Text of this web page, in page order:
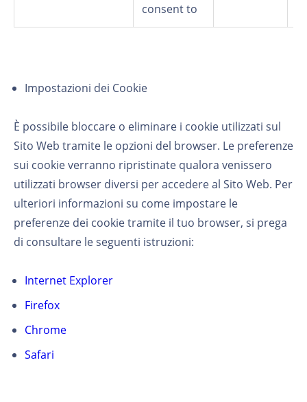
consent to
Impostazioni dei Cookie
È possibile bloccare o eliminare i cookie utilizzati sul
Sito Web tramite le opzioni del browser. Le preferenze
sui cookie verranno ripristinate qualora venissero
utilizzati browser diversi per accedere al Sito Web. Per
ulteriori informazioni su come impostare le
preferenze dei cookie tramite il tuo browser, si prega
di consultare le seguenti istruzioni:
Internet Explorer
Firefox
Chrome
Safari